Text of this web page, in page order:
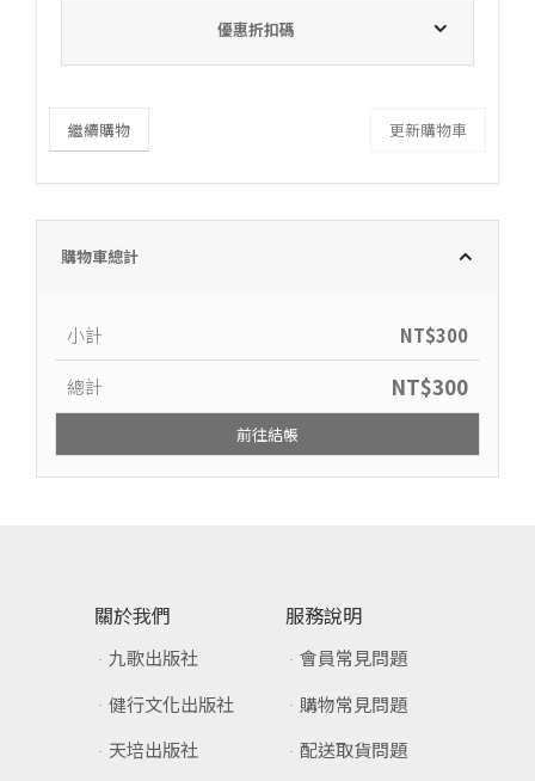
優惠折扣碼
繼續購物 更新購物車
購物車總計
小計 NT$300
總計 NT$300
前往結帳
關於我們
九歌出版社
健行文化出版社
天培出版社
服務說明
會員常見問題
購物常見問題
配送取貨問題